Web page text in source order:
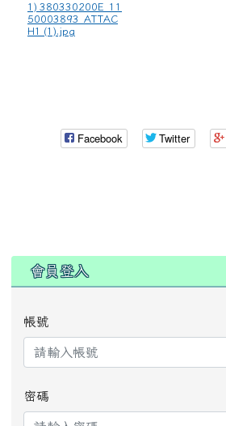
1) 380330200E_11
50003893_ATTAC
H1 (1).jpg
Facebook Twitter
會員登入
帳號
密碼